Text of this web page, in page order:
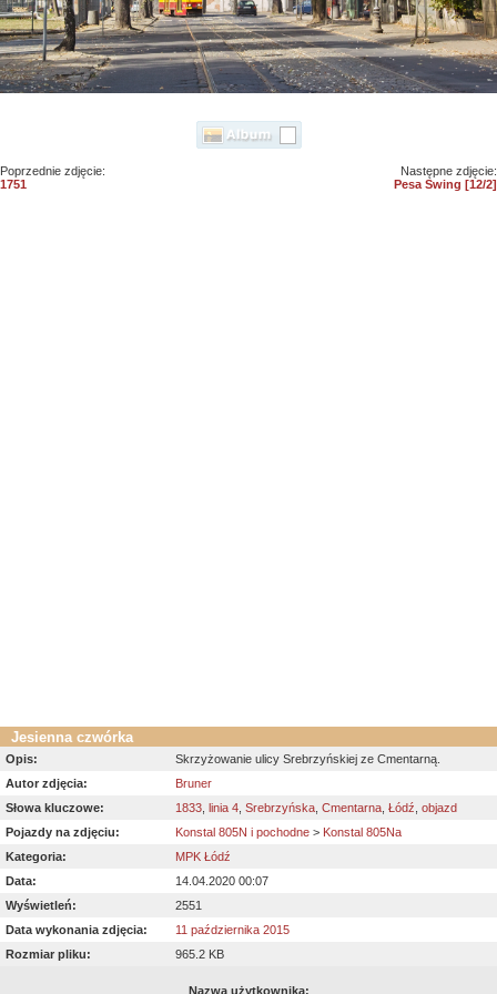
Poprzednie zdjęcie:
1751
Następne zdjęcie:
Pesa Swing [12/2]
Jesienna czwórka
Opis:
Skrzyżowanie ulicy Srebrzyńskiej ze Cmentarną.
Autor zdjęcia:
Bruner
Słowa kluczowe:
1833 linia 4 Srebrzyńska Cmentarna Łódź objazd
Pojazdy na zdjęciu:
Konstal 805N i pochodne > Konstal 805Na
Kategoria:
MPK Łódź
Data:
14.04.2020 00:07
Wyświetleń:
2551
Data wykonania zdjęcia:
11 października 2015
Rozmiar pliku:
965.2 KB
Nazwa użytkownika: